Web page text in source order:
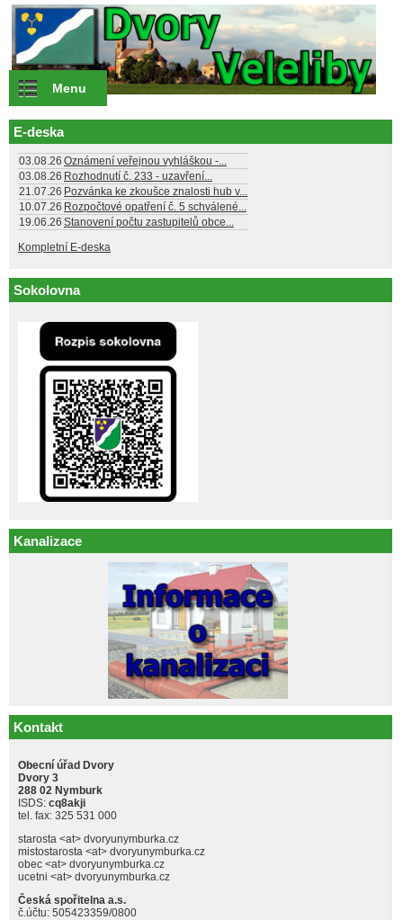
Přejít k hlavnímu obsahu
Menu
E-deska
03.08.26 Oznámení veřejnou vyhláškou -...
03.08.26 Rozhodnutí č. 233 - uzavření...
21.07.26 Pozvánka ke zkoušce znalosti hub v...
10.07.26 Rozpočtové opatření č. 5 schválené...
19.06.26 Stanovení počtu zastupitelů obce...
Kompletní E-deska
Sokolovna
Kanalizace
Kontakt
Obecní úřad Dvory
Dvory 3
288 02 Nymburk
ISDS: cq8akji
tel. fax: 325 531 000
starosta <at> dvoryunymburka.cz
mistostarosta <at> dvoryunymburka.cz
obec <at> dvoryunymburka.cz
ucetni <at> dvoryunymburka.cz
Česká spořitelna a.s.
č.účtu: 505423359/0800